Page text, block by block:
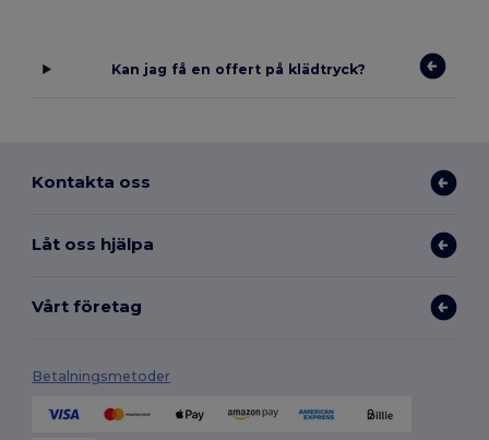
Kan jag få en offert på klädtryck?
Kontakta oss
Låt oss hjälpa
Vårt företag
Betalningsmetoder